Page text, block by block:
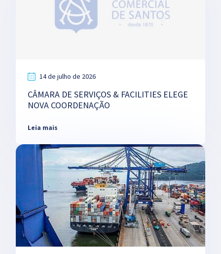
14 de julho de 2026
CÂMARA DE SERVIÇOS & FACILITIES ELEGE
NOVA COORDENAÇÃO
Leia mais